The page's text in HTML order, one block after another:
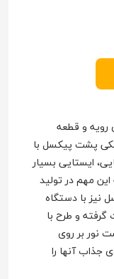
و قطعه
پشت پیکسل با
ایستایی بسیار
مهم در تولید
با دستگاه
و طرح با
نور بر روی
آنها را